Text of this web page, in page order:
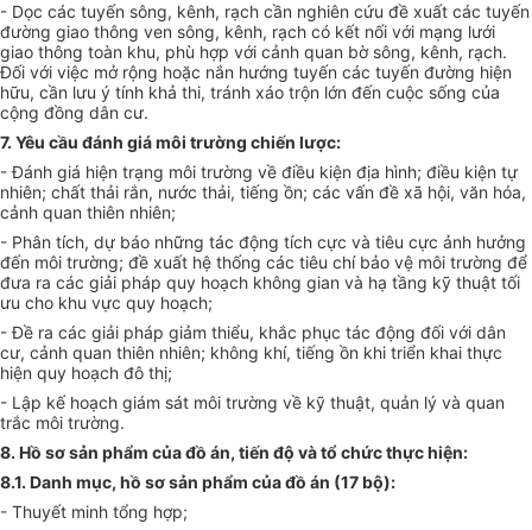
- Dọc các tuyến sông, kênh, rạch cần nghiên cứu đề xuất các tuyến
đường giao thông ven sông, kênh, rạch có kết nối với mạng lưới
giao thông toàn khu, phù hợp với cảnh quan bờ sông, kênh, rạch.
Đối với việc mở rộng hoặc nắn hướng tuyến các tuyến đường hiện
hữu, cần lưu ý tính khả thi, tránh xáo trộn lớn đến cuộc sống của
cộng đồng dân cư.
7. Yêu cầu đánh giá môi trường chiến lược:
- Đánh giá hiện trạng môi trường về điều kiện địa hình; điều kiện tự
nhiên; chất thải rắn, nước thải, tiếng ồn; các vấn đề xã hội, văn hóa,
cảnh quan thiên nhiên;
- Phân tích, dự báo những tác động tích cực và tiêu cực ảnh hưởng
đến môi trường; đề xuất hệ thống các tiêu chí bảo vệ môi trường để
đưa ra các giải pháp quy hoạch không gian và hạ tầng kỹ thuật tối
ưu cho khu vực quy hoạch;
- Đề ra các giải pháp giảm thiểu, khắc phục tác động đối với dân
cư, cảnh quan thiên nhiên; không khí, tiếng ồn khi triển khai thực
hiện quy hoạch đô thị;
- Lập kế hoạch giám sát môi trường về kỹ thuật, quản lý và quan
trắc môi trường.
8. Hồ sơ sản phẩm của đồ án, tiến độ và tổ chức thực hiện:
8.1. Danh mục, hồ sơ sản phẩm củađồ án (17 bộ):
- Thuyết minh tổng hợp;